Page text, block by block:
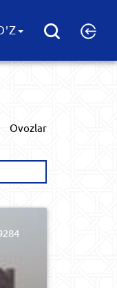
Ovozlar